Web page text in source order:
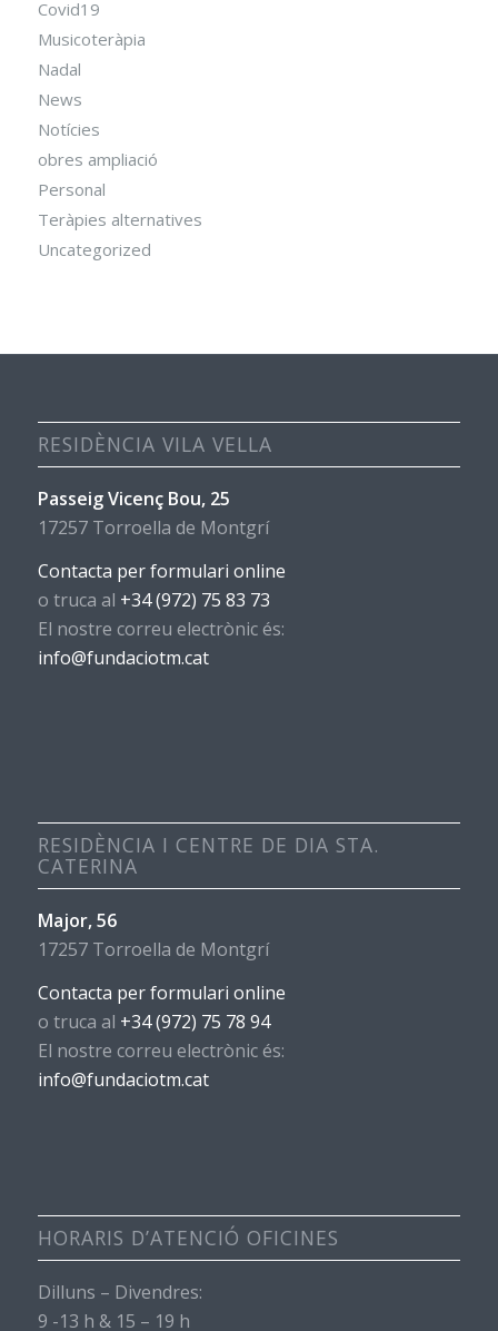
Covid19
Musicoteràpia
Nadal
News
Notícies
obres ampliació
Personal
Teràpies alternatives
Uncategorized
RESIDÈNCIA VILA VELLA
Passeig Vicenç Bou, 25
17257 Torroella de Montgrí
Contacta per formulari online
o truca al +34 (972) 75 83 73
El nostre correu electrònic és:
info@fundaciotm.cat
RESIDÈNCIA I CENTRE DE DIA STA.
CATERINA
Major, 56
17257 Torroella de Montgrí
Contacta per formulari online
o truca al +34 (972) 75 78 94
El nostre correu electrònic és:
info@fundaciotm.cat
HORARIS D’ATENCIÓ OFICINES
Dilluns – Divendres:
9 -13 h & 15 – 19 h